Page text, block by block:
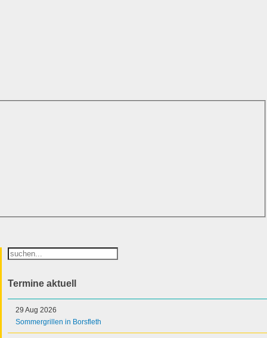
Suchen
Termine aktuell
29 Aug 2026
Sommergrillen in Borsfleth